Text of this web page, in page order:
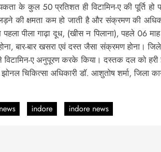
के कुल 50 प्रतिशत ही विटामिन-ए की पूर्ति
की क्षमता कम हो जाती है और संक्रमण की
पीला गाढ़ा दूध, (खीस न पिलाना), पहले 06
बार-बार खसरा एवं दस्त जैसा संक्रमण होना।
विटामिन-ए अनुपूरण करके किया। दस्तक दल को हरी
झोनल चिकित्सा अधिकारी डॉ. आशुतोष शर्मा, जिला
indore indore news